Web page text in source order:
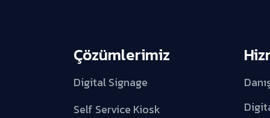
Çözümlerimiz
Digital Signage
Self Service Kiosk